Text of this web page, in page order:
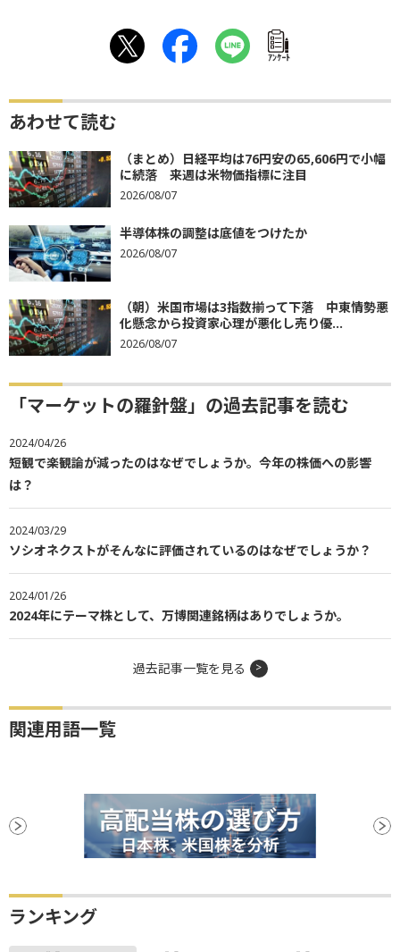
ｱﾝｹｰﾄ
あわせて読む
（まとめ）日経平均は76円安の65,606円で小幅
に続落 来週は米物価指標に注目
2026/08/07
半導体株の調整は底値をつけたか
2026/08/07
（朝）米国市場は3指数揃って下落 中東情勢悪
化懸念から投資家心理が悪化し売り優...
2026/08/07
「マーケットの羅針盤」の過去記事を読む
2024/04/26
短観で楽観論が減ったのはなぜでしょうか。今年の株価への影響
は？
2024/03/29
ソシオネクストがそんなに評価されているのはなぜでしょうか？
2024/01/26
2024年にテーマ株として、万博関連銘柄はありでしょうか。
過去記事一覧を見る
関連用語一覧
ランキング